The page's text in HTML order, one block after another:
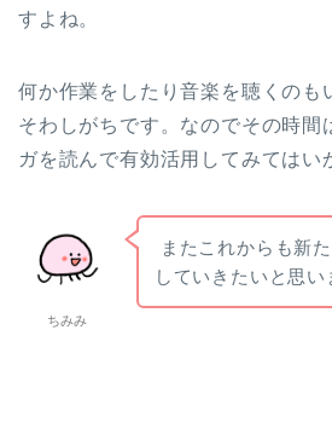
すよね。
何か作業をしたり音楽を聴くのも
そわしがちです。なのでその時間
ガを読んで有効活用してみてはい
ちみみ
またこれからも新
していきたいと思い